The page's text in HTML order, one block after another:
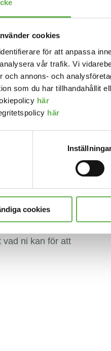
cookies
för att anpassa
vår trafik. Vi
och annons- och
som du har tillhandahållit
här
här
cookies
företaget;
säkerhet.
lagar som
sig och
vad ni kan för att